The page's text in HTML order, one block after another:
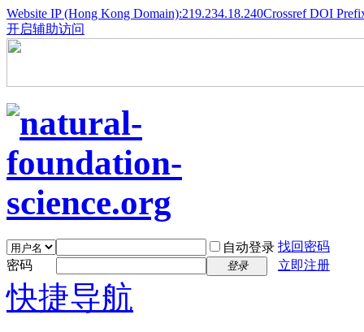
Website IP (Hong Kong Domain):219.234.18.240Crossref DOI
开启辅助访问
自动登录 找回密码
密码
登录 立即注册
快捷导航